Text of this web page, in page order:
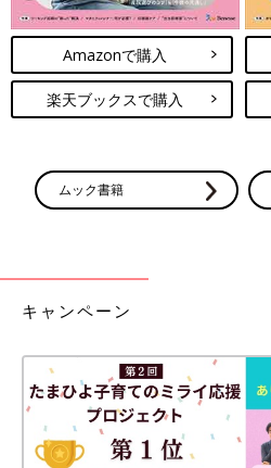
Amazonで購入
楽天ブックスで購入
ムック書籍
キャンペーン